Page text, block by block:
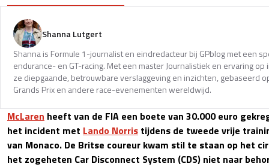
Shanna Lutgert
Shanna is Formule 1-journalist en eindredacteur bij GPblog met een
endurance- en GT-racing. Met een master Journalistiek en ervaring
ze diepgaande, betrouwbare verslaggeving en inzichten, gebaseerd
Grands Prix en andere race-evenementen wereldwijd.
McLaren heeft van de FIA een boete van 30.000 euro
het incident met Lando Norris tijdens de tweede vrije
van Monaco. De Britse coureur kwam stil te staan op het
het zogeheten Car Disconnect System (CDS) niet naar